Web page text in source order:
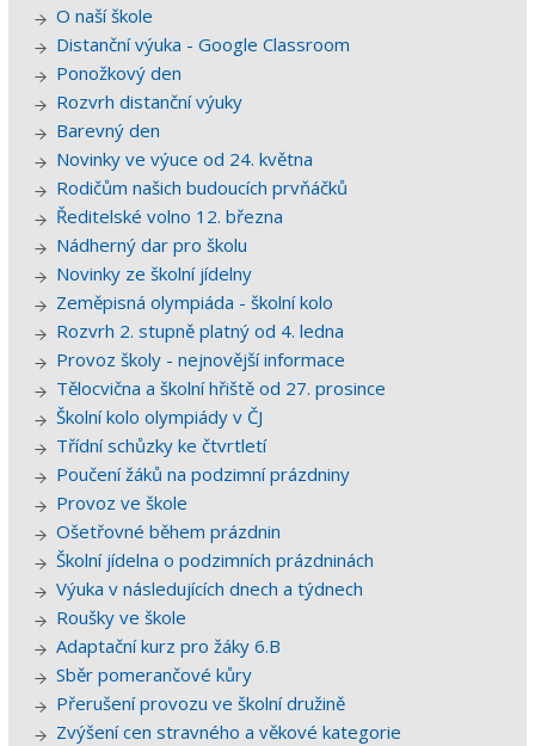
O naší škole
Distanční výuka - Google Classroom
Ponožkový den
Rozvrh distanční výuky
Barevný den
Novinky ve výuce od 24. května
Rodičům našich budoucích prvňáčků
Ředitelské volno 12. března
Nádherný dar pro školu
Novinky ze školní jídelny
Zeměpisná olympiáda - školní kolo
Rozvrh 2. stupně platný od 4. ledna
Provoz školy - nejnovější informace
Tělocvična a školní hřiště od 27. prosince
Školní kolo olympiády v ČJ
Třídní schůzky ke čtvrtletí
Poučení žáků na podzimní prázdniny
Provoz ve škole
Ošetřovné během prázdnin
Školní jídelna o podzimních prázdninách
Výuka v následujících dnech a týdnech
Roušky ve škole
Adaptační kurz pro žáky 6.B
Sběr pomerančové kůry
Přerušení provozu ve školní družině
Zvýšení cen stravného a věkové kategorie